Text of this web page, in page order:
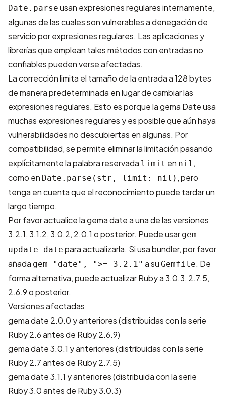
Date.parse usan expresiones regulares internamente,
algunas de las cuales son vulnerables a denegación de
servicio por expresiones regulares. Las aplicaciones y
librerías que emplean tales métodos con entradas no
confiables pueden verse afectadas.
La corrección limita el tamaño de la entrada a 128 bytes
de manera predeterminada en lugar de cambiar las
expresiones regulares. Esto es porque la gema Date usa
muchas expresiones regulares y es posible que aún haya
vulnerabilidades no descubiertas en algunas. Por
compatibilidad, se permite eliminar la limitación pasando
explícitamente la palabra reservada limit en nil ,
como en Date.parse(str, limit: nil) , pero
tenga en cuenta que el reconocimiento puede tardar un
largo tiempo.
Por favor actualice la gema date a una de las versiones
3.2.1, 3.1.2, 3.0.2, 2.0.1 o posterior. Puede usar gem
update date para actualizarla. Si usa bundler, por favor
añada gem "date", ">= 3.2.1" a su Gemfile. De
forma alternativa, puede actualizar Ruby a 3.0.3, 2.7.5,
2.6.9 o posterior.
Versiones afectadas
gema date 2.0.0 y anteriores (distribuidas con la serie
Ruby 2.6 antes de Ruby 2.6.9)
gema date 3.0.1 y anteriores (distribuidas con la serie
Ruby 2.7 antes de Ruby 2.7.5)
gema date 3.1.1 y anteriores (distribuida con la serie
Ruby 3.0 antes de Ruby 3.0.3)